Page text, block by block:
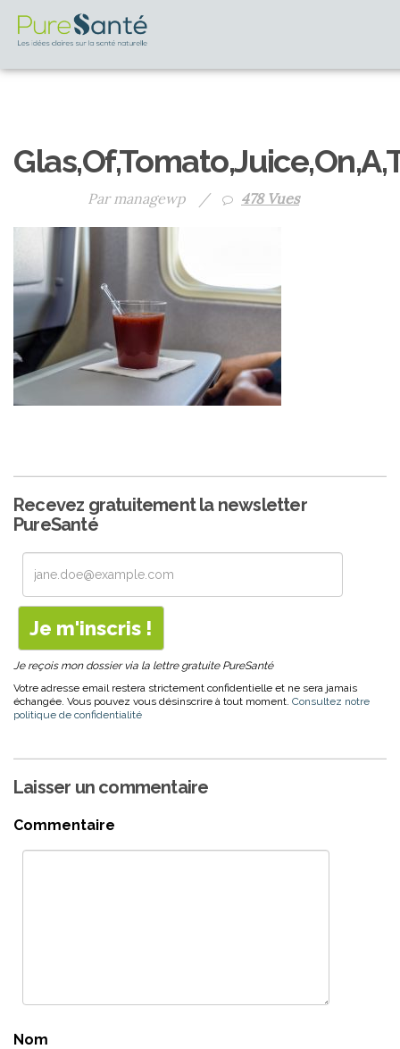
Par managewp / 478 Vues
Recevez gratuitement la newsletter
PureSanté
Je reçois mon dossier via la lettre gratuite PureSanté
Votre adresse email restera strictement confidentielle et ne sera jamais
échangée. Vous pouvez vous désinscrire à tout moment. Consultez notre
politique de confidentialité
Laisser un commentaire
Commentaire
Nom